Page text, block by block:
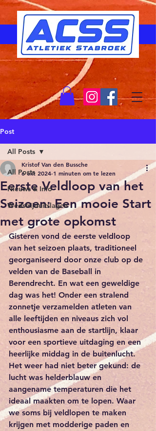
Post
All Posts
Nieuws & Info
Wedstrijduitslagen
All Posts
Eerste Veldloop van het
Seizoen: Een mooie Start
met grote opkomst
Kristof Van den Bussche
6 okt 2024 1 minuten om te lezen
Gisteren vond de eerste veldloop
van het seizoen plaats, traditioneel
georganiseerd door onze club op de
velden van de Baseball in
Berendrecht. En wat een geweldige
dag was het! Onder een stralend
zonnetje verzamelden atleten van
alle leeftijden en niveaus zich vol
enthousiasme aan de startlijn, klaar
voor een sportieve uitdaging en een
heerlijke middag in de buitenlucht.
Het weer had niet beter gekund: de
lucht was helderblauw en
aangename temperaturen die het
ideaal maakten om te lopen. Waar
we soms bij veldlopen te maken
krijgen met modderige paden en